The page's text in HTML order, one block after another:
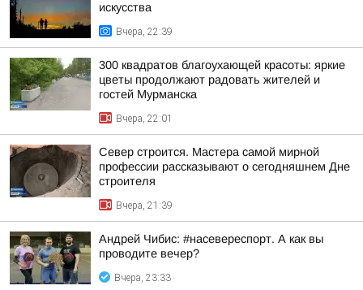
искусства
Вчера, 22:39
300 квадратов благоухающей красоты: яркие
цветы продолжают радовать жителей и
гостей Мурманска
Вчера, 22:01
Север строится. Мастера самой мирной
профессии рассказывают о сегодняшнем Дне
строителя
Вчера, 21:39
Андрей Чибис: #насевереспорт. А как вы
проводите вечер?
Вчера, 23:33